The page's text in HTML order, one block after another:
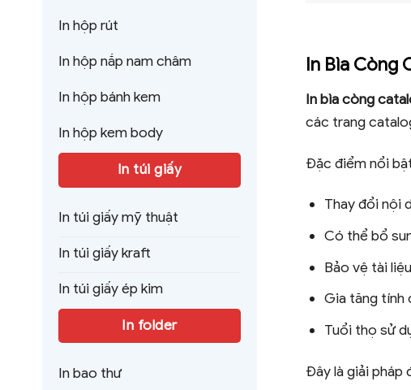
In hộp rút
In hộp nắp nam châm
In hộp bánh kem
In hộp kem body
In túi giấy
In túi giấy mỹ thuật
In túi giấy kraft
In túi giấy ép kim
In folder
In bao thư
In Bìa Còng
In bìa còng
các trang
Đặc điểm nổi
Thay đổi nội
Có thể bổ
Bảo vệ tài
Gia tăng tính
Tuổi thọ sử
Đây là giải pháp